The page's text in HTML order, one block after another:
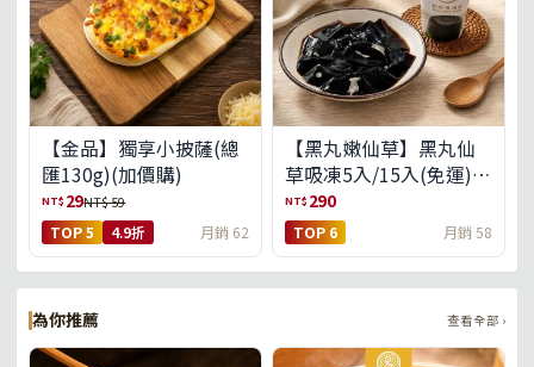
【金品】獨享小披薩(總
匯130g)(加價購)
NT$ 29NT$ 59
TOP 5 4.9折 月銷 62
【黑丸嫩仙草】黑丸仙
草吸凍5入/15入(免運)
(預購中8/14出貨)
NT$ 290
TOP 6 月銷 58
為你推薦 查看全部 ›